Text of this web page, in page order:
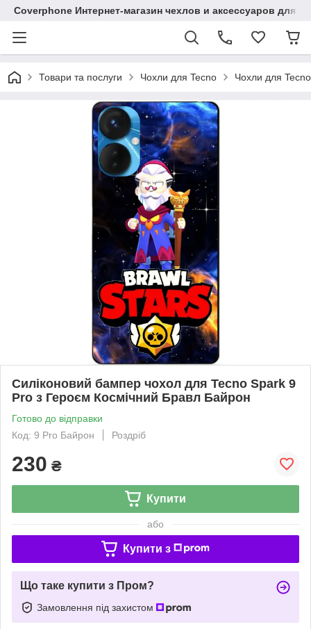
Coverphone Интернет-магазин чехлов и аксессуаров для
Товари та послуги Чохли для Tecno Чохли для
Силіконовий бампер чохол для Tecno Spark 9
Pro з Героєм Космічний Бравл Байрон
Готово до відправки
Код: 9 Pro Байрон
Роздріб
230 ₴
Купити
або
Купити з
Що таке купити з Пром?
Замовлення під захистом